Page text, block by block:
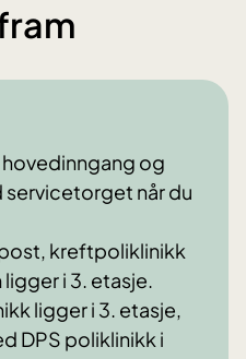
og
servicetorget når du
kreftpoliklinikk
i 3. etasje.
ligger i 3. etasje,
DPS poliklinikk i